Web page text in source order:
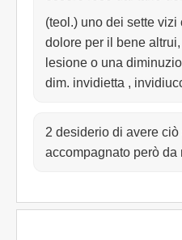
(teol.) uno dei sette vizi
dolore per il bene
lesione o una
dim. invidietta ,
2 desiderio di avere
accompagnato però da